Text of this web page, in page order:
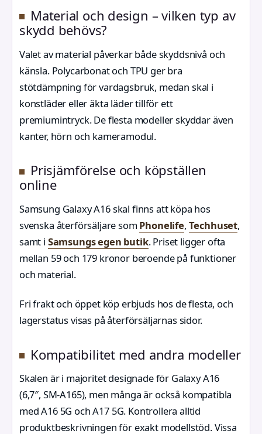
Material och design – vilken typ av
skydd behövs?
Valet av material påverkar både skyddsnivå och
känsla. Polycarbonat och TPU ger bra
stötdämpning för vardagsbruk, medan skal i
konstläder eller äkta läder tillför ett
premiumintryck. De flesta modeller skyddar även
kanter, hörn och kameramodul.
Prisjämförelse och köpställen
online
Samsung Galaxy A16 skal finns att köpa hos
svenska återförsäljare somPhonelife, Techhuset,
samt i Samsungs egen butik. Priset ligger ofta
mellan 59 och 179 kronor beroende på funktioner
och material.
Fri frakt och öppet köp erbjuds hos de flesta, och
lagerstatus visas på återförsäljarnas sidor.
Kompatibilitet med andra modeller
Skalen är i majoritet designade för Galaxy A16
(6,7″, SM-A165), men många är också kompatibla
med A16 5G och A17 5G. Kontrollera alltid
produktbeskrivningen för exakt modellstöd. Vissa